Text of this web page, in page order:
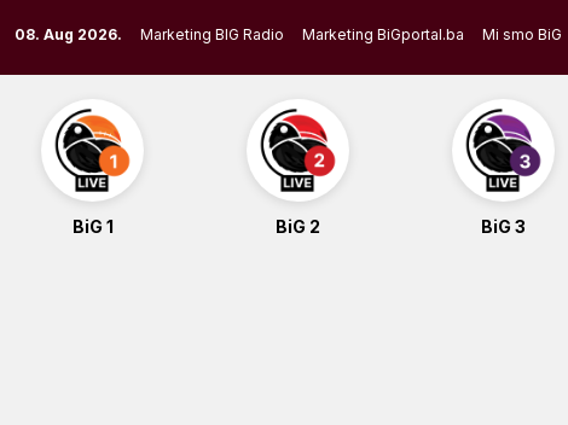
to
content
08. Aug 2026. Marketing BIG Radio Marketing BiGportal.ba Mi smo BiG
BiG 1 BiG 2 BiG 3